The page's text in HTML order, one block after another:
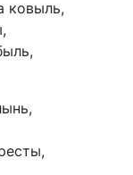
ковыль,